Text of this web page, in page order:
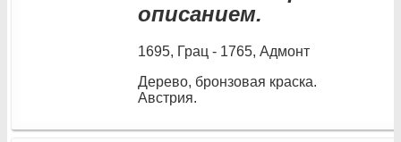
описанием.
1695, Грац - 1765, Адмонт
Дерево, бронзовая краска.
Австрия.